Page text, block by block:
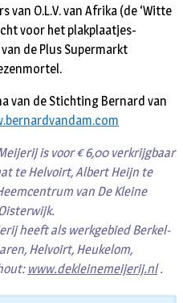
van O.L.V. van Afrika (de ‘Witte
voor het plakplaatjes-
de Plus Supermarkt
van de Stichting Bernard van
is voor € 6,00 verkrijgbaar
te Helvoirt, Albert Heijn te
van De Kleine
heeft als werkgebied Berkel-
Helvoirt, Heukelom,
www.dekleinemeijerij.nl.